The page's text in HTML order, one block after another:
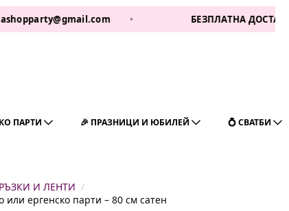
• БЕЗПЛАТНА ДОСТАВКА ЗА 1
ПАРТИ 🎉 ПРАЗНИЦИ И ЮБИЛЕЙ 💍 СВАТБИ
И ЛЕНТИ
или ергенско парти – 80 см сатен